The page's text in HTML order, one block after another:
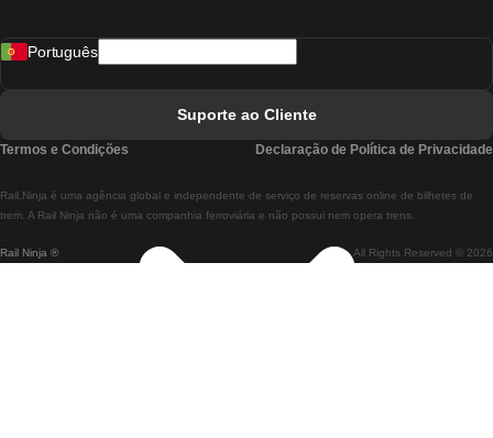
Comboios De Lisboa A Braga
Comboios De Braga A Lisboa
Rail Ninja ® All Rights Reserved © 2026
Rail.Ninja é uma agência global e independente de serviço de reservas online de bilhetes de
trem. A Rail Ninja não é uma companhia ferroviária e não possui nem opera trens.
Português
Suporte ao Cliente
Termos e Condições Declaração de Política de Privacidade